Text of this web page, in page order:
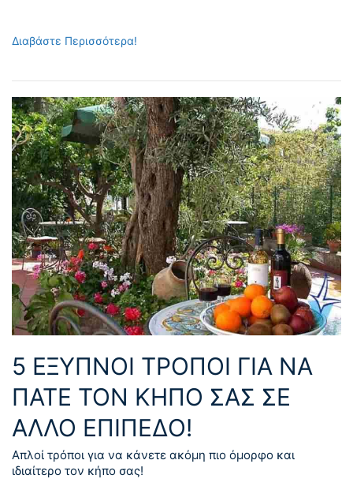
Διαβάστε Περισσότερα!
5 ΈΞΥΠΝΟΙ ΤΡΌΠΟΙ ΓΙΑ ΝΑ
ΠΆΤΕ ΤΟΝ ΚΉΠΟ ΣΑΣ ΣΕ
ΆΛΛΟ ΕΠΊΠΕΔΟ!
Απλοί τρόποι για να κάνετε ακόμη πιο όμορφο και
ιδιαίτερο τον κήπο σας!